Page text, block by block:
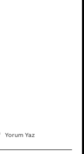
Yorum Yaz